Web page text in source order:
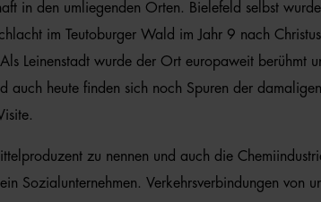
in den umliegenden Orten. Bielefeld selbst
im Teutoburger Wald im Jahr 9 nach
Leinenstadt wurde der Ort europaweit berühmt
heute finden sich noch Spuren der
zu nennen und auch die
Sozialunternehmen. Verkehrsverbindungen von